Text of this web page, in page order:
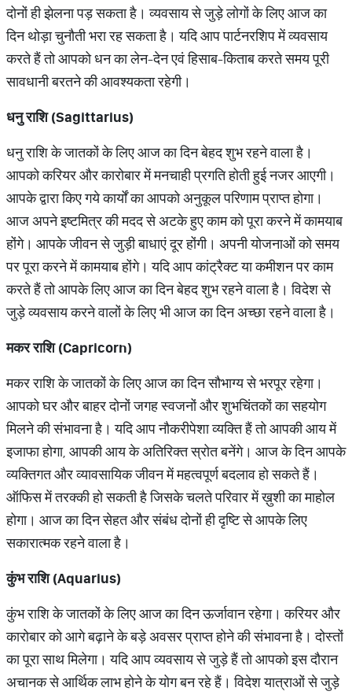
दोनों ही झेलना पड़ सकता है। व्यवसाय से जुड़े लोगों के लिए आज का
दिन थोड़ा चुनौती भरा रह सकता है। यदि आप पार्टनरशिप में व्यवसाय
करते हैं तो आपको धन का लेन-देन एवं हिसाब-किताब करते समय पूरी
सावधानी बरतने की आवश्यकता रहेगी।
धनु राशि (Sagittarius)
धनु राशि के जातकों के लिए आज का दिन बेहद शुभ रहने वाला है।
आपको करियर और कारोबार में मनचाही प्रगति होती हुई नजर आएगी।
आपके द्वारा किए गये कार्यों का आपको अनुकूल परिणाम प्राप्त होगा।
आज अपने इष्टमित्र की मदद से अटके हुए काम को पूरा करने में कामयाब
होंगे। आपके जीवन से जुड़ी बाधाएं दूर होंगी। अपनी योजनाओं को समय
पर पूरा करने में कामयाब होंगे। यदि आप कांट्रैक्ट या कमीशन पर काम
करते हैं तो आपके लिए आज का दिन बेहद शुभ रहने वाला है। विदेश से
जुड़े व्यवसाय करने वालों के लिए भी आज का दिन अच्छा रहने वाला है।
मकर राशि (Capricorn)
मकर राशि के जातकों के लिए आज का दिन सौभाग्य से भरपूर रहेगा।
आपको घर और बाहर दोनों जगह स्वजनों और शुभचिंतकों का सहयोग
मिलने की संभावना है। यदि आप नौकरीपेशा व्यक्ति हैं तो आपकी आय में
इजाफा होगा, आपकी आय के अतिरिक्त स्रोत बनेंगे। आज के दिन आपके
व्यक्तिगत और व्यावसायिक जीवन में महत्वपूर्ण बदलाव हो सकते हैं।
ऑफिस में तरक्की हो सकती है जिसके चलते परिवार में ख़ुशी का माहोल
होगा। आज का दिन सेहत और संबंध दोनों ही दृष्टि से आपके लिए
सकारात्मक रहने वाला है।
कुंभ राशि (Aquarius)
कुंभ राशि के जातकों के लिए आज का दिन ऊर्जावान रहेगा। करियर और
कारोबार को आगे बढ़ाने के बड़े अवसर प्राप्त होने की संभावना है। दोस्तों
का पूरा साथ मिलेगा। यदि आप व्यवसाय से जुड़े हैं तो आपको इस दौरान
अचानक से आर्थिक लाभ होने के योग बन रहे हैं। विदेश यात्राओं से जुड़े